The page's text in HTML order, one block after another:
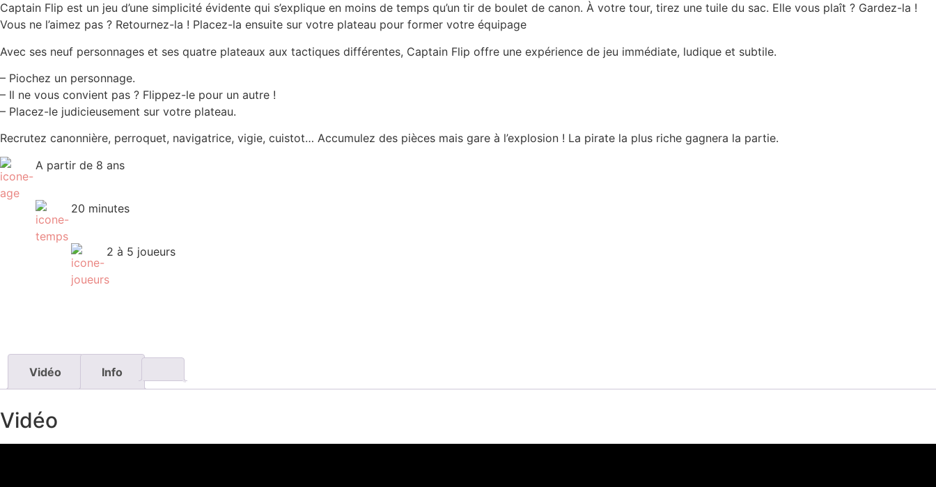
Captain Flip est un jeu d’une simplicité évidente qui s’explique en moins de temps qu’un tir de boulet de canon. À votre tour, tirez une tuile du sac. Elle vous plaît ? Gardez-la !
Vous ne l’aimez pas ? Retournez-la ! Placez-la ensuite sur votre plateau pour former votre équipage
Avec ses neuf personnages et ses quatre plateaux aux tactiques différentes, Captain Flip offre une expérience de jeu immédiate, ludique et subtile.
– Piochez un personnage.
– Il ne vous convient pas ? Flippez-le pour un autre !
– Placez-le judicieusement sur votre plateau.
Recrutez canonnière, perroquet, navigatrice, vigie, cuistot… Accumulez des pièces mais gare à l’explosion ! La pirate la plus riche gagnera la partie.
A partir de 8 ans
20 minutes
2 à 5 joueurs
Vidéo Info
Vidéo